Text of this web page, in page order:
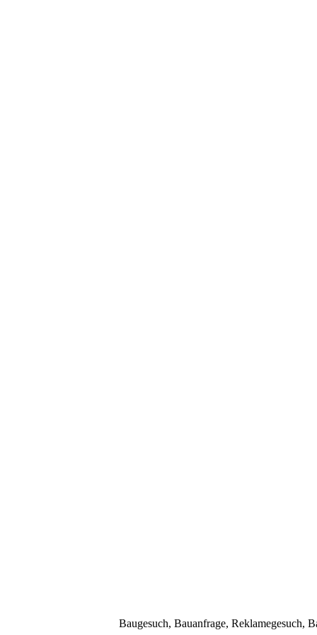
Baugesuch, Bauanfrage, Reklamegesuch,